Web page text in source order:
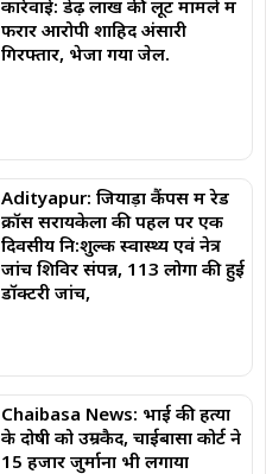
कार्रवाई: डेढ़ लाख की लूट मामले में
फरार आरोपी शाहिद अंसारी
गिरफ्तार, भेजा गया जेल.
Adityapur: जियाड़ा कैंपस में रेड
क्रॉस सरायकेला की पहल पर एक
दिवसीय नि:शुल्क स्वास्थ्य एवं नेत्र
जांच शिविर संपन्न, 113 लोगों की हुई
डॉक्टरी जांच,
Chaibasa News: भाई की हत्या
के दोषी को उम्रकैद, चाईबासा कोर्ट ने
₹15 हजार जुर्माना भी लगाया